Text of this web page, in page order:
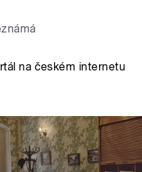
na českém internetu